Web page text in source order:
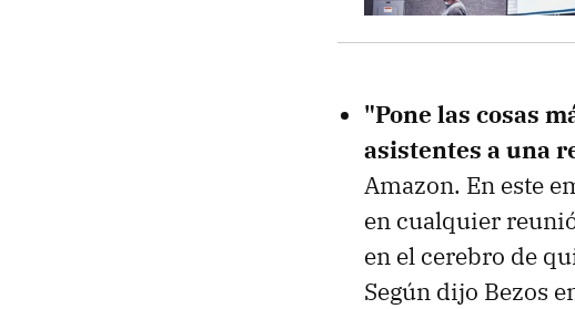
"Pone las cosas
asistentes a una
Amazon. En este
en cualquier
en el cerebro de
Según dijo Bezos